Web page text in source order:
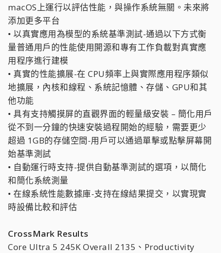
macOS上運行以評估性能，與操作系統無關。未來將
添加更多平台
• 以真實應用為模型的系統基準測試-通過以下方式衡
量普通用戶的性能使用開源和專有工作負載對真實應
用程序進行建模
• 真實的性能擴展-在 CPU頻率上與實際應用程序類似
地擴展，內核和線程、系統記憶體、存儲、GPU和其
他功能
• 具有支持觸摸屏的直觀界面的輕量級安裝 – 簡化用戶
從不到一分鐘的快速安裝過程開始的經驗，需要更少
超過 1GB的存儲空間-用戶可以通過單擊或點擊屏幕開
始基準測試
• 自動運行時支持-提供自動基準測試的選項，以簡化
和簡化系統測量
• 在線系統性能數據庫-支持在線結果提交，以實現實
時設備比較和評估
CrossMark Results
Core Ultra 5 245K Overall 2135、Productivity